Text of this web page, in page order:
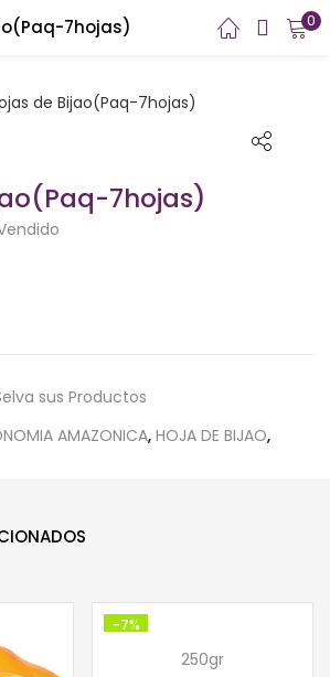
7hojas) 0
SESIÓN REGISTRARSE
de usuario y contraseña para iniciar
perdida?
7hojas)
sus Productos
AMAZONICA, HOJA DE BIJAO,
-7%
250gr